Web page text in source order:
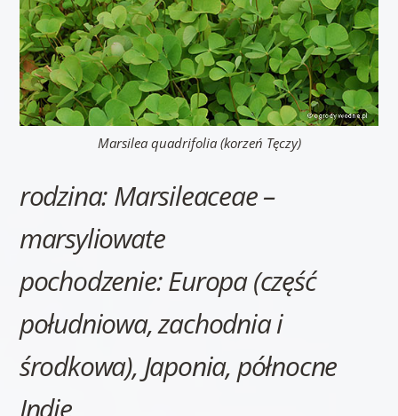
Marsilea quadrifolia (korzeń Tęczy)
rodzina: Marsileaceae –
marsyliowate
pochodzenie: Europa (część
południowa, zachodnia i
środkowa), Japonia, północne
Indie